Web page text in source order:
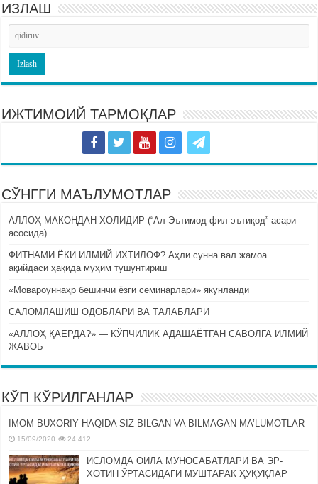
ИЗЛАШ
ИЖТИМОИЙ ТАРМОҚЛАР
СЎНГГИ МАЪЛУМОТЛАР
АЛЛОҲ МАКОНДАН ХОЛИДИР (“Ал-Эътимод фил эътиқод” асари
асосида)
ФИТНАМИ ЁКИ ИЛМИЙ ИХТИЛОФ? Аҳли сунна вал жамоа
ақийдаси ҳақида муҳим тушунтириш
«Мовароуннаҳр бешинчи ёзги семинарлари» якунланди
САЛОМЛАШИШ ОДОБЛАРИ ВА ТАЛАБЛАРИ
«АЛЛОҲ ҚАЕРДА?» — КЎПЧИЛИК АДАШАЁТГАН САВОЛГА ИЛМИЙ
ЖАВОБ
КЎП КЎРИЛГАНЛАР
IMOM BUXORIY HAQIDA SIZ BILGAN VA BILMAGAN MA’LUMOTLAR
15/09/2020 24,412
ИСЛОМДА ОИЛА МУНОСАБАТЛАРИ ВА ЭР-
ХОТИН ЎРТАСИДАГИ МУШТАРАК ҲУҚУҚЛАР